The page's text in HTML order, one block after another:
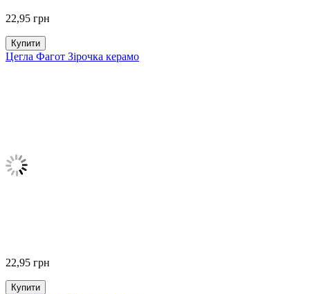
22,95 грн
Купити
Цегла Фагот Зірочка керамо
22,95 грн
Купити